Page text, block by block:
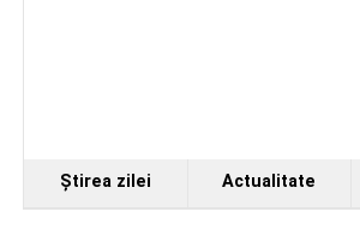
Ştirea zilei Actualitate